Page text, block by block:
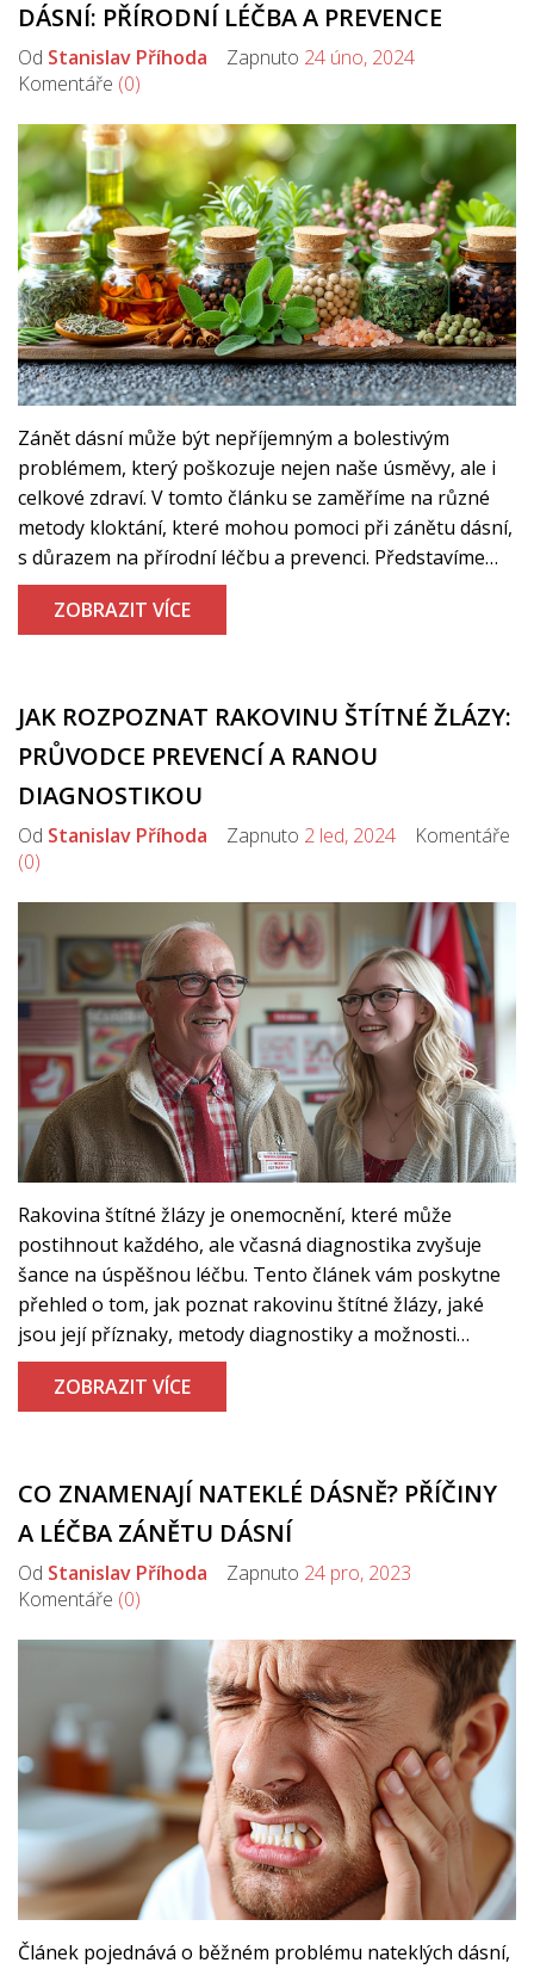
DÁSNÍ: PŘÍRODNÍ LÉČBA A PREVENCE
Od Stanislav Příhoda Zapnuto 24 úno, 2024
Komentáře (0)
Zánět dásní může být nepříjemným a bolestivým
problémem, který poškozuje nejen naše úsměvy, ale i
celkové zdraví. V tomto článku se zaměříme na různé
metody kloktání, které mohou pomoci při zánětu dásní,
s důrazem na přírodní léčbu a prevenci. Představíme
účinné ingredience a domácí recepty, které můžete
snadno zařadit do své denní rutiny a které mohou
ZOBRAZIT VÍCE
JAK ROZPOZNAT RAKOVINU ŠTÍTNÉ ŽLÁZY:
PRŮVODCE PREVENCÍ A RANOU
DIAGNOSTIKOU
Od Stanislav Příhoda Zapnuto 2 led, 2024 Komentáře
(0)
Rakovina štítné žlázy je onemocnění, které může
postihnout každého, ale včasná diagnostika zvyšuje
šance na úspěšnou léčbu. Tento článek vám poskytne
přehled o tom, jak poznat rakovinu štítné žlázy, jaké
jsou její příznaky, metody diagnostiky a možnosti
prevence. Dozvíte se také, proč je důležité sledovat
změny ve svém těle a kdy vyhledat lékařskou pomoc.
ZOBRAZIT VÍCE
CO ZNAMENAJÍ NATEKLÉ DÁSNĚ? PŘÍČINY
A LÉČBA ZÁNĚTU DÁSNÍ
Od Stanislav Příhoda Zapnuto 24 pro, 2023
Komentáře (0)
Článek pojednává o běžném problému nateklých dásní,